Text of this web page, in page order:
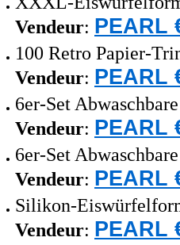
Vendeur: PEARL
100 Retro Papier-
Vendeur: PEARL
6er-Set
Vendeur: PEARL
6er-Set
Vendeur: PEARL
Silikon-
Vendeur: PEARL